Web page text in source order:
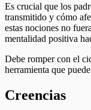
Es crucial que los
transmitido y cómo
estas nociones no
mentalidad positiva
Debe romper con el
herramienta que
Creencias